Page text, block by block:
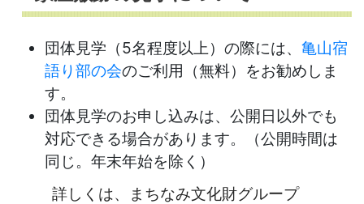
団体見学（5名程度以上）の際には、 亀山宿
語り部の会のご利用（無料）をお勧めしま
す。
団体見学のお申し込みは、公開日以外でも
対応できる場合があります。（公開時間は
同じ。年末年始を除く）
詳しくは、まちなみ文化財グループ